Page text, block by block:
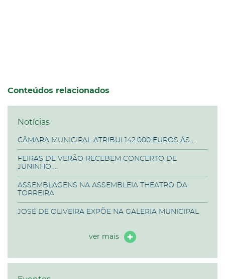
Conteúdos relacionados
Notícias
CÂMARA MUNICIPAL ATRIBUI 142.000 EUROS ÀS ...
FEIRAS DE VERÃO RECEBEM CONCERTO DE
JUNINHO ...
ASSEMBLAGENS NA ASSEMBLEIA THEATRO DA
TORREIRA
JOSÉ DE OLIVEIRA EXPÕE NA GALERIA MUNICIPAL
ver mais